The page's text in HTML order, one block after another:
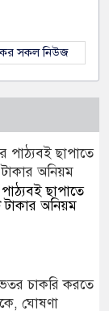
সকল নিউজ
ছাপাতে
অনিয়ম